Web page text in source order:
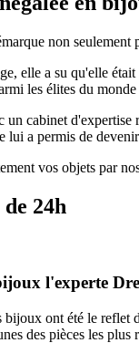
non seulement
elle a su qu'elle
les élites du
un cabinet
lui a permis de
vos objets par
de 24h
l'experte
ont été le reflet
des pièces les plus